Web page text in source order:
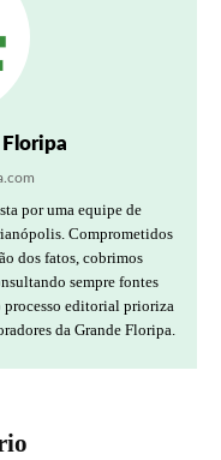
Floripa
por uma equipe de
Comprometidos
dos fatos, cobrimos
sempre fontes
processo editorial prioriza
da Grande Floripa.